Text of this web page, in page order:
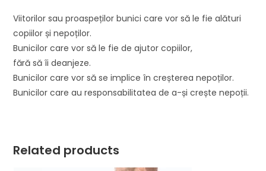
Viitorilor sau proaspeților bunici care vor să le fie alături
copiilor și nepoților.
Bunicilor care vor să le fie de ajutor copiilor,
fără să îi deanjeze.
Bunicilor care vor să se implice în creșterea nepoților.
Bunicilor care au responsabilitatea de a-și crește nepoții.
Related products